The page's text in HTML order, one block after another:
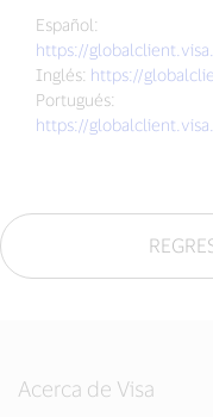
Español:
https://
Inglés: https://
Portugués:
https://
Acerca de Visa